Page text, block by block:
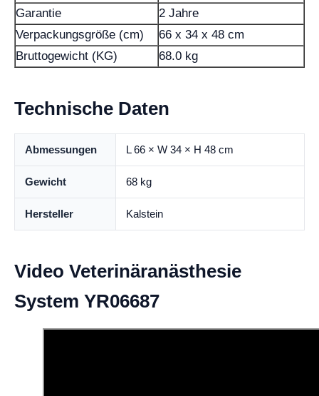
Garantie
2 Jahre
Verpackungsgröße (cm)
66 x 34 x 48 cm
Bruttogewicht (KG)
68.0 kg
Technische Daten
Abmessungen L 66 × W 34 × H 48 cm
Gewicht 68 kg
Hersteller Kalstein
Video Veterinäranästhesie
System YR06687